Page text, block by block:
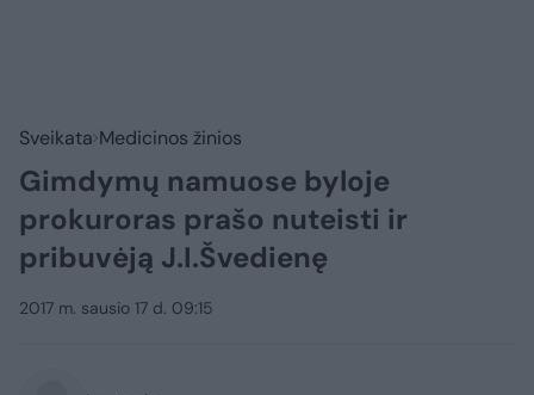
Sveikata Medicinos žinios
Gimdymų namuose byloje
prokuroras prašo nuteisti ir
pribuvėją J.I.Švedienę
2017 m. sausio 17 d. 09:15